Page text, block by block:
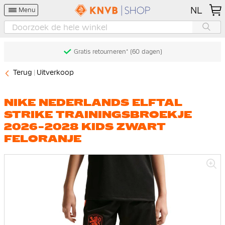
Menu NL
Gratis retourneren* (60 dagen)
Terug Uitverkoop
NIKE NEDERLANDS ELFTAL
STRIKE TRAININGSBROEKJE
2026-2028 KIDS ZWART
FELORANJE